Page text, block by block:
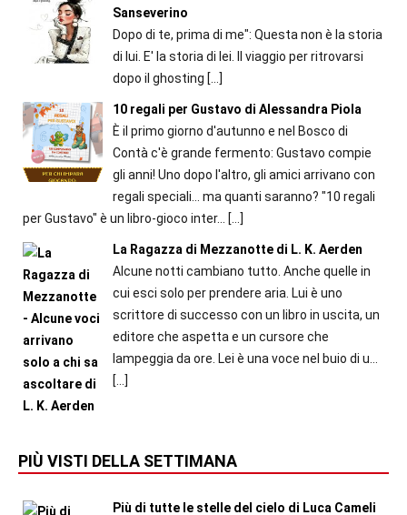
Sanseverino
Dopo di te, prima di me": Questa non è la storia
di lui. E' la storia di lei. Il viaggio per ritrovarsi
dopo il ghosting […]
10 regali per Gustavo di Alessandra Piola
È il primo giorno d'autunno e nel Bosco di
Contà c'è grande fermento: Gustavo compie
gli anni! Uno dopo l'altro, gli amici arrivano con
regali speciali... ma quanti saranno? "10 regali
per Gustavo" è un libro-gioco inter...
[…]
La Ragazza di Mezzanotte di L. K. Aerden
Alcune notti cambiano tutto. Anche quelle in
cui esci solo per prendere aria. Lui è uno
scrittore di successo con un libro in uscita, un
editore che aspetta e un cursore che
lampeggia da ore. Lei è una voce nel buio di u...
[…]
PIÙ VISTI DELLA SETTIMANA
Più di tutte le stelle del cielo di Luca Cameli